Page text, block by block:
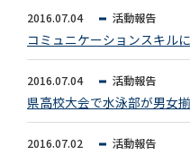
2016.07.04 活動報告
コミュニケーションスキル
2016.07.04 活動報告
県高校大会で水泳部が男女
2016.07.02 活動報告